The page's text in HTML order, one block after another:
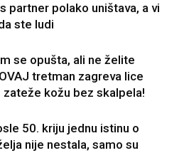
partner polako uništava, a vi
ste ludi
se opušta, ali ne želite
tretman zagreva lice
zateže kožu bez skalpela!
50. kriju jednu istinu o
nije nestala, samo su